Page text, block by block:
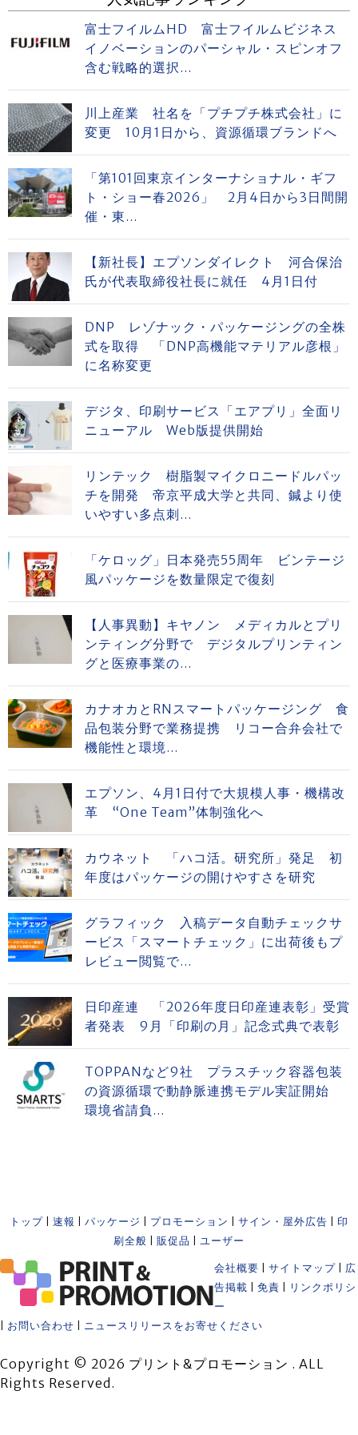
富士フイルムHD 富士フイルムビジネス
イノベーションのパーシャル・スピンオフ
含む戦略的選択...
川上産業 社名を「プチプチ株式会社」に
変更 10月1日から、資源循環ブランドへ
「第101回東京インターナショナル・ギフ
ト・ショー春2026」 2月4日から3日間開
催・東...
【新社長】エプソンダイレクト 河合保治
氏が代表取締役社長に就任 4月1日付
DNP レゾナック・パッケージングの全株
式を取得 「DNP高機能マテリアル彦根」
に名称変更
デジタ、印刷サービス「エアプリ」全面リ
ニューアル Web版提供開始
リンテック 樹脂製マイクロニードルパッ
チを開発 帝京平成大学と共同、鍼より使
いやすい多点刺...
「ケロッグ」日本発売55周年 ビンテージ
風パッケージを数量限定で復刻
【人事異動】キヤノン メディカルとプリ
ンティング分野で デジタルプリンティン
グと医療事業の...
カナオカとRNスマートパッケージング 食
品包装分野で業務提携 リコー合弁会社で
機能性と環境...
エプソン、4月1日付で大規模人事・機構改
革 “One Team”体制強化へ
カウネット 「ハコ活。研究所」発足 初
年度はパッケージの開けやすさを研究
グラフィック 入稿データ自動チェックサ
ービス「スマートチェック」に出荷後もプ
レビュー閲覧で...
日印産連 「2026年度日印産連表彰」受賞
者発表 9月「印刷の月」記念式典で表彰
TOPPANなど9社 プラスチック容器包装
の資源循環で動静脈連携モデル実証開始
環境省請負...
トップ 速報 パッケージ プロモーション サイン・屋外広告
印
刷全般
販促品 ユーザー
会社概要 サイトマップ
広
告掲載
免責
リンクポリシ
ー
お問い合わせ ニュースリリースをお寄せください
Copyright © 2026 プリント&プロモーション . ALL
Rights Reserved.